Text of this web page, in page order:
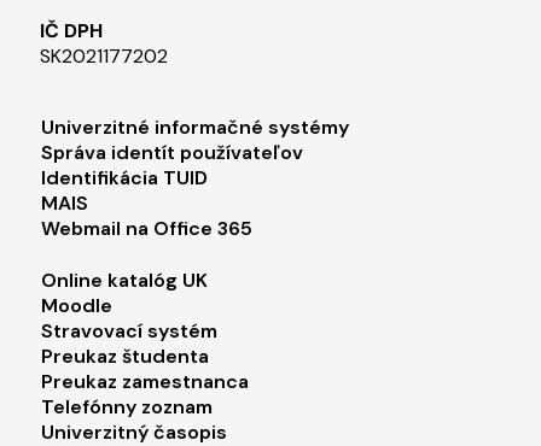
IČ DPH
SK2021177202​
Footer menu 1
Univerzitné informačné systémy
Správa identít používateľov
Identifikácia TUID
MAIS
Webmail na Office 365
Footer menu 2
Online katalóg UK
Moodle
Stravovací systém
Preukaz študenta
Preukaz zamestnanca
Telefónny zoznam
Univerzitný časopis